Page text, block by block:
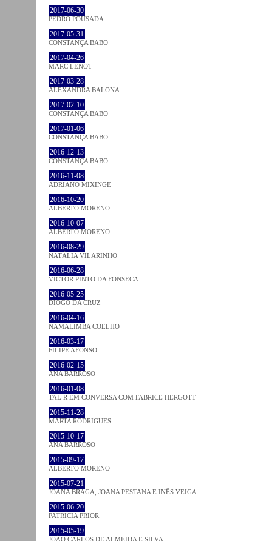
2017-06-30
PEDRO POUSADA
2017-05-31
CONSTANÇA BABO
2017-04-26
MARC LENOT
2017-03-28
ALEXANDRA BALONA
2017-02-10
CONSTANÇA BABO
2017-01-06
CONSTANÇA BABO
2016-12-13
CONSTANÇA BABO
2016-11-08
ADRIANO MIXINGE
2016-10-20
ALBERTO MORENO
2016-10-07
ALBERTO MORENO
2016-08-29
NATÁLIA VILARINHO
2016-06-28
VICTOR PINTO DA FONSECA
2016-05-25
DIOGO DA CRUZ
2016-04-16
NAMALIMBA COELHO
2016-03-17
FILIPE AFONSO
2016-02-15
ANA BARROSO
2016-01-08
TAL R EM CONVERSA COM FABRICE HERGOTT
2015-11-28
MARTA RODRIGUES
2015-10-17
ANA BARROSO
2015-09-17
ALBERTO MORENO
2015-07-21
JOANA BRAGA, JOANA PESTANA E INÊS VEIGA
2015-06-20
PATRÍCIA PRIOR
2015-05-19
JOÃO CARLOS DE ALMEIDA E SILVA